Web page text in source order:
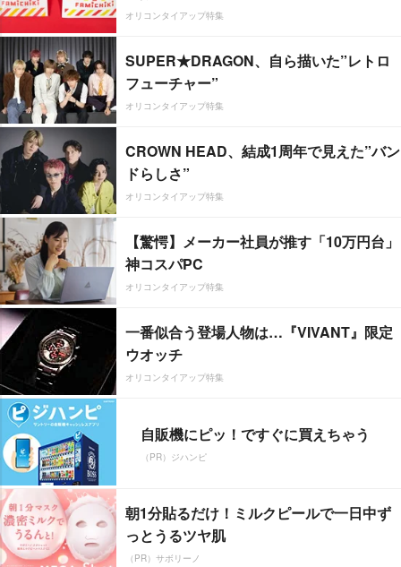
オリコンタイアップ特集
SUPER★DRAGON、自ら描いた”レトロ
フューチャー”
オリコンタイアップ特集
CROWN HEAD、結成1周年で見えた”バン
ドらしさ”
オリコンタイアップ特集
【驚愕】メーカー社員が推す「10万円台」
神コスパPC
オリコンタイアップ特集
一番似合う登場人物は…『VIVANT』限定
ウオッチ
オリコンタイアップ特集
自販機にピッ！ですぐに買えちゃう
（PR）ジハンピ
朝1分貼るだけ！ミルクピールで一日中ず
っとうるツヤ肌
（PR）サボリーノ